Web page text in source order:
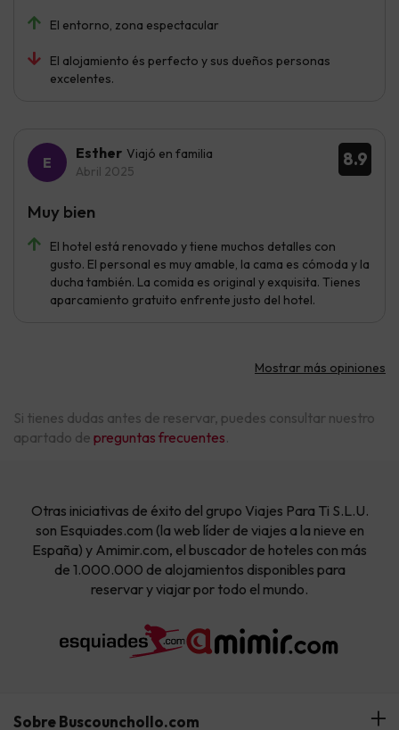
El entorno, zona espectacular
El alojamiento és perfecto y sus dueños personas
excelentes.
8.9
Esther Viajó en familia
Abril 2025
El hotel está renovado y tiene muchos detalles con
gusto. El personal es muy amable, la cama es cómoda y la
ducha también. La comida es original y exquisita. Tienes
aparcamiento gratuito enfrente justo del hotel.
Muy bien
Mostrar más opiniones
Si tienes dudas antes de reservar, puedes consultar nuestro
apartado de preguntas frecuentes.
Otras iniciativas de éxito del grupo Viajes Para Ti S.L.U.
son Esquiades.com (la web líder de viajes a la nieve en
España) y Amimir.com, el buscador de hoteles con más
de 1.000.000 de alojamientos disponibles para
reservar y viajar por todo el mundo.
Sobre Buscounchollo.com